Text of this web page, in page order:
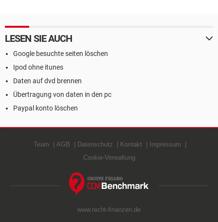
LESEN SIE AUCH
Google besuchte seiten löschen
Ipod ohne itunes
Daten auf dvd brennen
Übertragung von daten in den pc
Paypal konto löschen
Team AGB Datenschutz Kontakt
Impressum
Cookie-Verwaltung
www.recht-finanzen.de